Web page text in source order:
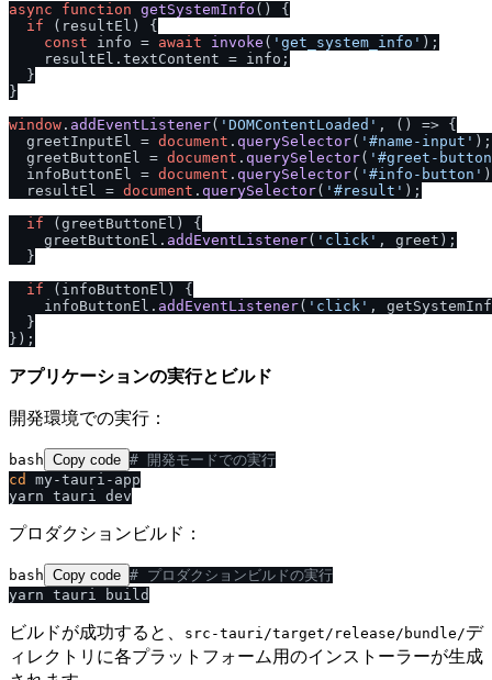
async
function getSystemInfo ( ) {
if (resultEl) {
const info = await invoke ( 'get_system_info' );
    resultEl.
textContent = info;
  }
}
window . addEventListener( 'DOMContentLoaded' , () => {
  greetInputEl =
document . querySelector( '#name-input' );
  greetButtonEl =
document . querySelector( '#greet-
  infoButtonEl =
document . querySelector( '#info-button'
  resultEl =
document . querySelector( '#result' );
if (greetButtonEl) {
    greetButtonEl.
addEventListener( 'click' , greet);
  }
if (infoButtonEl) {
    infoButtonEl.
addEventListener( 'click' ,
  }
アプリケーションの実行とビルド
開発環境での実行：
bash Copy code # 開発モードでの実行
cd
my-tauri-app
プロダクションビルド：
bash Copy code # プロダクションビルドの実行
ビルドが成功すると、 src-tauri​/​target​/​release​/​bundle​/​デ
ィレクトリに各プラットフォーム用のインストーラーが生成